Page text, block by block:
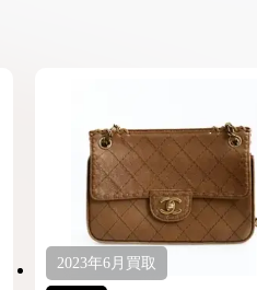
2023年6月 買取